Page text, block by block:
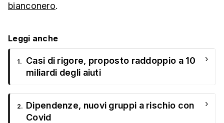
bianconero.
Leggi anche
1.
Casi di rigore, proposto raddoppio a 10
miliardi degli aiuti
›
2. Dipendenze, nuovi gruppi a rischio con
Covid
›